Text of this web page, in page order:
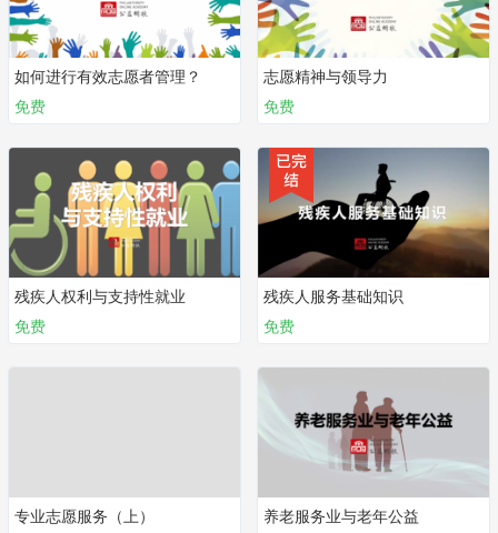
如何进行有效志愿者管理？
免费
志愿精神与领导力
免费
残疾人权利与支持性就业
免费
残疾人服务基础知识
免费
专业志愿服务（上）
养老服务业与老年公益